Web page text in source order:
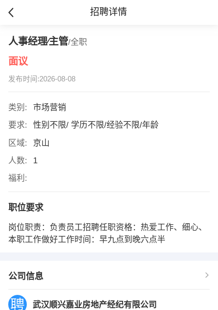
招聘详情
人事经理∕主管/全职
面议
发布时间:2026-08-08
类别:
市场营销
要求:
性别不限/ 学历不限/经验不限/年龄
区域:
京山
人数:
1
福利:
职位要求
岗位职责：负责员工招聘任职资格：热爱工作、细心、
本职工作做好工作时间：早九点到晚六点半
公司信息
武汉顺兴嘉业房地产经纪有限公司